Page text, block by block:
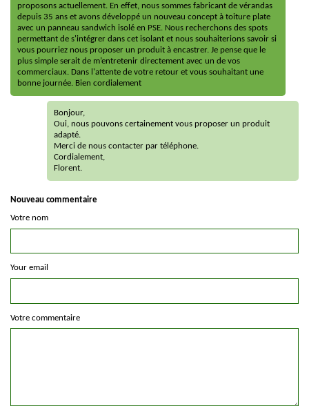
proposons actuellement. En effet, nous sommes fabricant de vérandas
depuis 35 ans et avons développé un nouveau concept à toiture plate
avec un panneau sandwich isolé en PSE. Nous recherchons des spots
permettant de s'intégrer dans cet isolant et nous souhaiterions savoir si
vous pourriez nous proposer un produit à encastrer. Je pense que le
plus simple serait de m’entretenir directement avec un de vos
commerciaux. Dans l'attente de votre retour et vous souhaitant une
bonne journée. Bien cordialement
Bonjour,
Oui, nous pouvons certainement vous proposer un produit
adapté.
Merci de nous contacter par téléphone.
Cordialement,
Florent.
Nouveau commentaire
Votre nom
Your email
Votre commentaire